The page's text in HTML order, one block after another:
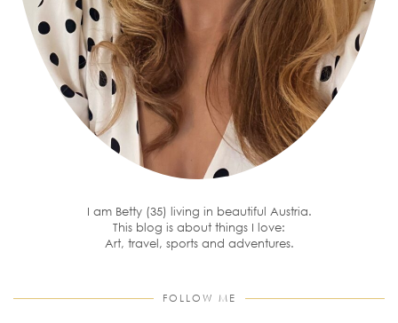
I am Betty (35) living in beautiful Austria.
This blog is about things I love:
Art, travel, sports and adventures.
FOLLOW ME